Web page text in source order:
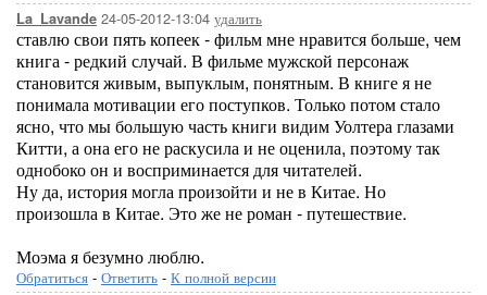
La_Lavande 24-05-2012-13:04 удалить
ставлю свои пять копеек - фильм мне нравится больше, чем
книга - редкий случай. В фильме мужской персонаж
становится живым, выпуклым, понятным. В книге я не
понимала мотивации его поступков. Только потом стало
ясно, что мы большую часть книги видим Уолтера глазами
Китти, а она его не раскусила и не оценила, поэтому так
однобоко он и восприминается для читателей.
Ну да, история могла произойти и не в Китае. Но
произошла в Китае. Это же не роман - путешествие.
Моэма я безумно люблю.
Обратиться - Ответить - К полной версии